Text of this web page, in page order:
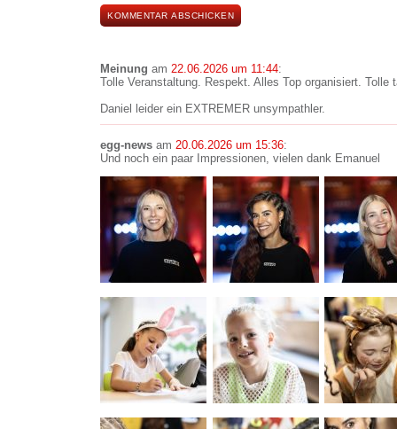
Meinung am 22.06.2026 um 11:44:
Tolle Veranstaltung. Respekt. Alles Top organisiert. Tolle
Daniel leider ein EXTREMER unsympathler.
egg-news am 20.06.2026 um 15:36:
Und noch ein paar Impressionen, vielen dank Emanuel